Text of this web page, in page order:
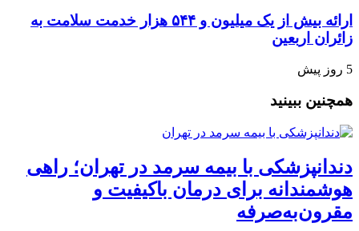
ارائه بیش از یک میلیون و ۵۴۴ هزار خدمت سلامت به
زائران اربعین
5 روز پیش
همچنین ببینید
دندانپزشکی با بیمه سرمد در تهران؛ راهی
هوشمندانه برای درمان باکیفیت و
مقرون‌به‌صرفه